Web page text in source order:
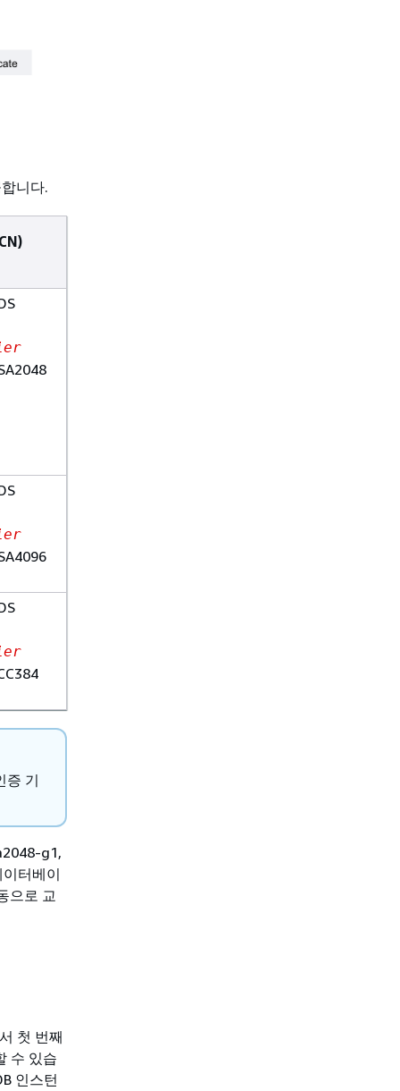
니다.
증 기
g1,
터베이
으로 교
첫 번째
수 있습
인스턴